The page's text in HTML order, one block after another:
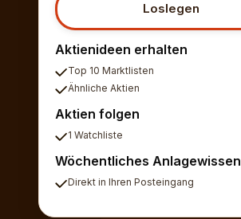
Loslegen
Aktienideen erhalten
Top 10 Marktlisten
Ähnliche Aktien
Aktien folgen
1 Watchliste
Wöchentliches Anlagewissen
Direkt in Ihren Posteingang